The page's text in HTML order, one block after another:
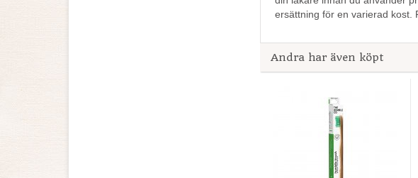
ersättning för en varierad kost.
Andra har även köpt